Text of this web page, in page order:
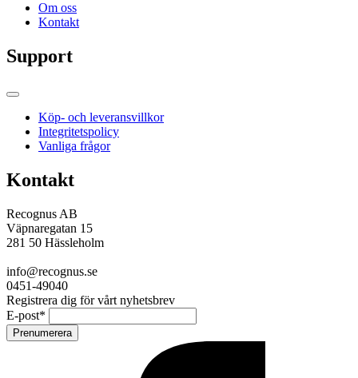
Om oss
Kontakt
Support
Köp- och leveransvillkor
Integritetspolicy
Vanliga frågor
Kontakt
Recognus AB
Väpnaregatan 15
281 50 Hässleholm
info@recognus.se
0451-49040
Registrera dig för vårt nyhetsbrev
E-post*
Prenumerera